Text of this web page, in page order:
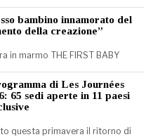
bambino innamorato del
della creazione”
in marmo THE FIRST BABY
di Les Journées
65 sedi aperte in 11 paesi
questa primavera il ritorno di